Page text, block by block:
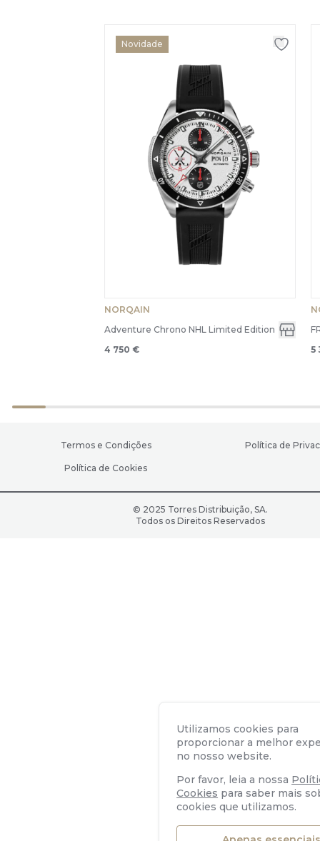
Novidade
NORQAIN
Adventure Chrono NHL Limited Edition
4 750 €
5
Termos e Condições Política de
Política de Cookies
© 2025 Torres Distribuição, SA.
Todos os Direitos Reservados
Utilizamos cookies para
proporcionar a melhor
no nosso website.
Por favor, leia a nossa
Cookies para saber mais
cookies que utilizamos.